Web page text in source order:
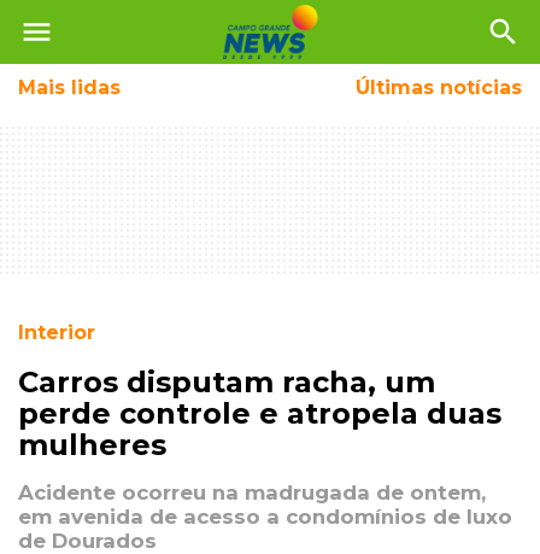
menu search
Mais lidas Últimas notícias
Interior
Carros disputam racha, um
perde controle e atropela duas
mulheres
Acidente ocorreu na madrugada de ontem,
em avenida de acesso a condomínios de luxo
de Dourados